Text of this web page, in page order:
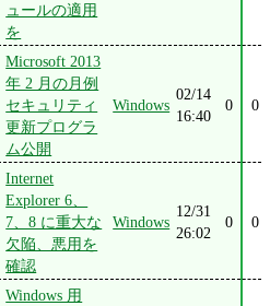
ュールの適用
を
Microsoft 2013
年 2 月の月例
セキュリティ
更新プログラ
ム公開
Windows
02/14
16:40
0 0
Internet
Explorer 6、
7、8 に重大な
欠陥、悪用を
確認
Windows
12/31
26:02
0 0
Windows 用